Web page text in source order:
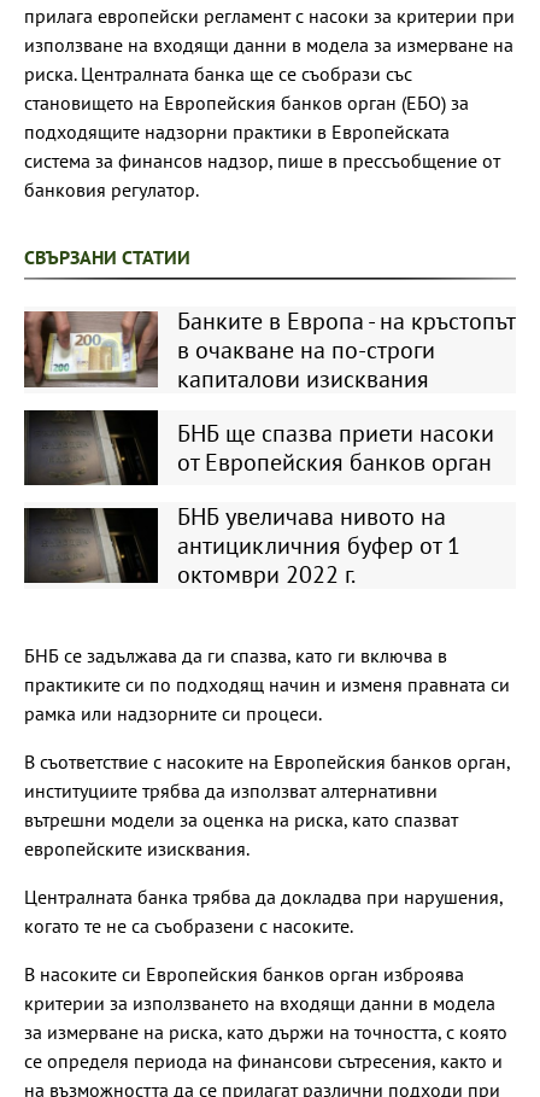
прилага европейски регламент с насоки за критерии при
използване на входящи данни в модела за измерване на
риска. Централната банка ще се съобрази със
становището на Европейския банков орган (ЕБО) за
подходящите надзорни практики в Европейската
система за финансов надзор, пише в прессъобщение от
банковия регулатор.
СВЪРЗАНИ СТАТИИ
Банките в Европа - на кръстопът
в очакване на по-строги
капиталови изисквания
БНБ ще спазва приети насоки
от Европейския банков орган
БНБ увеличава нивото на
антицикличния буфер от 1
октомври 2022 г.
БНБ се задължава да ги спазва, като ги включва в
практиките си по подходящ начин и изменя правната си
рамка или надзорните си процеси.
В съответствие с насоките на Европейския банков орган,
институциите трябва да използват алтернативни
вътрешни модели за оценка на риска, като спазват
европейските изисквания.
Централната банка трябва да докладва при нарушения,
когато те не са съобразени с насоките.
В насоките си Европейския банков орган изброява
критерии за използването на входящи данни в модела
за измерване на риска, като държи на точността, с която
се определя периода на финансови сътресения, както и
на възможността да се прилагат различни подходи при